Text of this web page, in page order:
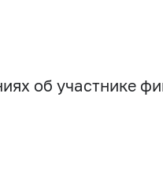
об участнике